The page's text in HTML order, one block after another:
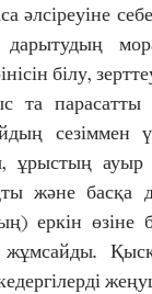
дарытудың
білу,
та парасатты
ауыр
және басқа
еркін
жұмсайды.